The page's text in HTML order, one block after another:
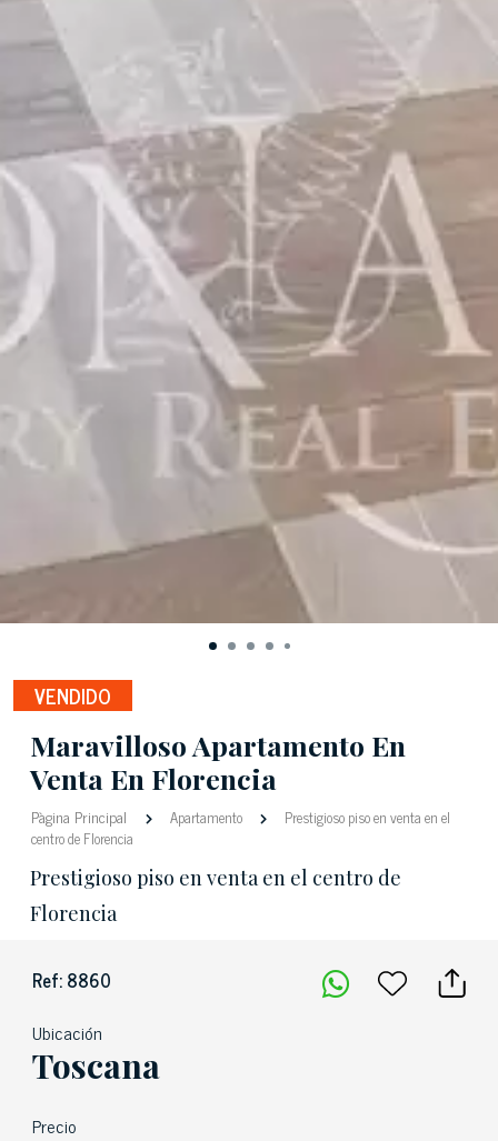
VENDIDO
Maravilloso Apartamento En
Venta En Florencia
Pàgina Principal Apartamento
Prestigioso piso en venta en el
centro de Florencia
Prestigioso piso en venta en el centro de
Florencia
Ref: 8860
Ubicación
Toscana
Precio